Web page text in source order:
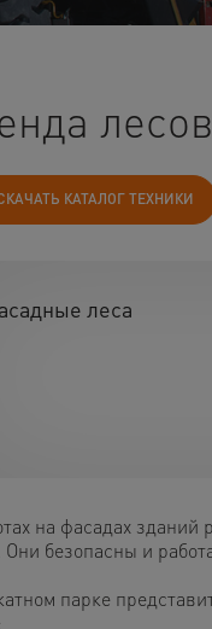
КАТАЛОГ ТЕХНИКИ
леса
на фасадах зданий
Они безопасны и
парке